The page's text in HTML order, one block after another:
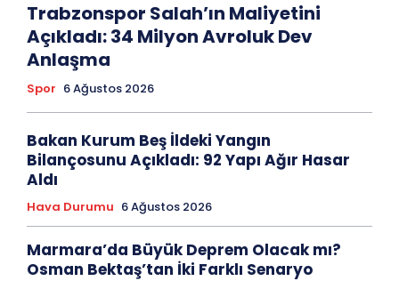
Trabzonspor Salah’ın Maliyetini
Açıkladı: 34 Milyon Avroluk Dev
Anlaşma
Spor 6 Ağustos 2026
Bakan Kurum Beş İldeki Yangın
Bilançosunu Açıkladı: 92 Yapı Ağır Hasar
Aldı
Hava Durumu 6 Ağustos 2026
Marmara’da Büyük Deprem Olacak mı?
Osman Bektaş’tan İki Farklı Senaryo